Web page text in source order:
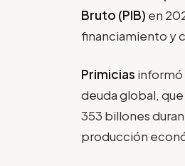
Bruto (PIB) en
financiamiento y
Primicias informó
deuda global,
353 billones
producción